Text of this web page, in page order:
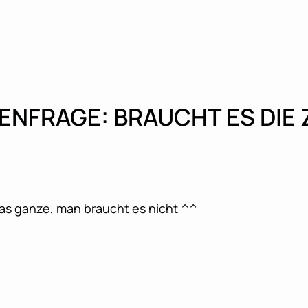
BRAUCHT ES DIE
ganze, man braucht es nicht ^^